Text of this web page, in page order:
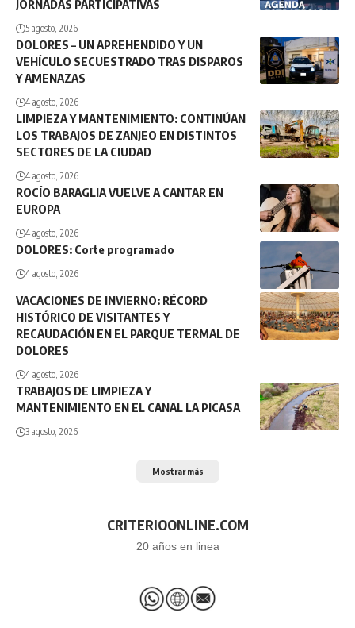
JORNADAS PARTICIPATIVAS
5 agosto, 2026
DOLORES – UN APREHENDIDO Y UN
VEHÍCULO SECUESTRADO TRAS DISPAROS
Y AMENAZAS
4 agosto, 2026
LIMPIEZA Y MANTENIMIENTO: CONTINÚAN
LOS TRABAJOS DE ZANJEO EN DISTINTOS
SECTORES DE LA CIUDAD
4 agosto, 2026
ROCÍO BARAGLIA VUELVE A CANTAR EN
EUROPA
4 agosto, 2026
DOLORES: Corte programado
4 agosto, 2026
VACACIONES DE INVIERNO: RÉCORD
HISTÓRICO DE VISITANTES Y
RECAUDACIÓN EN EL PARQUE TERMAL DE
DOLORES
4 agosto, 2026
TRABAJOS DE LIMPIEZA Y
MANTENIMIENTO EN EL CANAL LA PICASA
3 agosto, 2026
Mostrar más
CRITERIOONLINE.COM
20 años en linea